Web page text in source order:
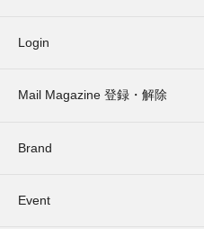
Login
Mail Magazine 登録・解除
Brand
Event